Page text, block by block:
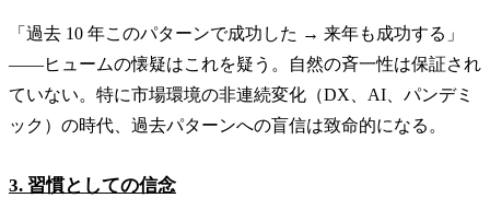
「過去 10 年このパターンで成功した → 来年も成功する」
——ヒュームの懐疑はこれを疑う。自然の斉一性は保証され
ていない。特に市場環境の非連続変化（DX、AI、パンデミ
ック）の時代、過去パターンへの盲信は致命的になる。
3. 習慣としての信念